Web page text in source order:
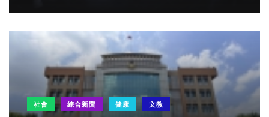
社會 綜合新聞 健康 文教